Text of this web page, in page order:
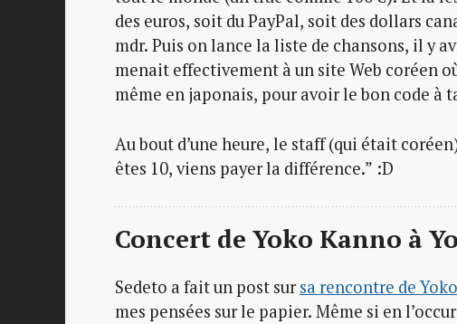
des euros, soit du PayPal, soit des dollars
mdr. Puis on lance la liste de chansons, il y
menait effectivement à un site Web coréen
même en japonais, pour avoir le bon code à
Au bout d’une heure, le staff (qui était
êtes 10, viens payer la différence.” :D
Concert de Yoko Kanno à
Sedeto a fait un post sursa rencontre de
mes pensées sur le papier. Même si en